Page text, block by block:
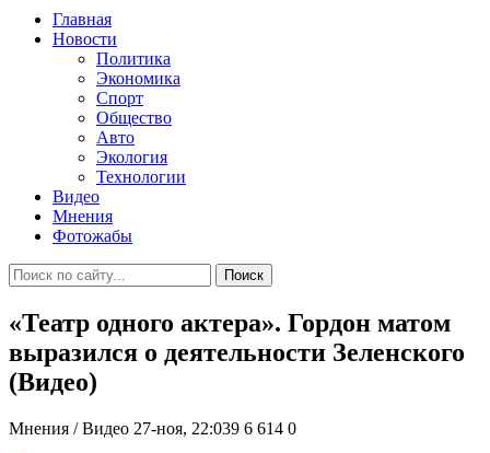
Главная
Новости
Политика
Экономика
Спорт
Общество
Авто
Экология
Технологии
Видео
Мнения
Фотожабы
Поиск
«Театр одного актера». Гордон матом
выразился о деятельности Зеленского
(Видео)
Мнения / Видео 27-ноя, 22:039 6 614 0